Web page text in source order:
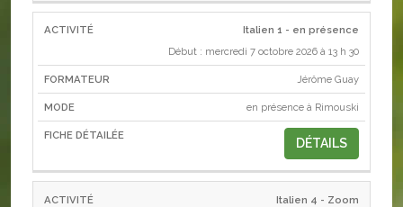
Italien 1 - en présence
Début : mercredi 7 octobre 2026 à 13 h 30
Jérôme Guay
en présence à Rimouski
DÉTAILS
Italien 4 - Zoom